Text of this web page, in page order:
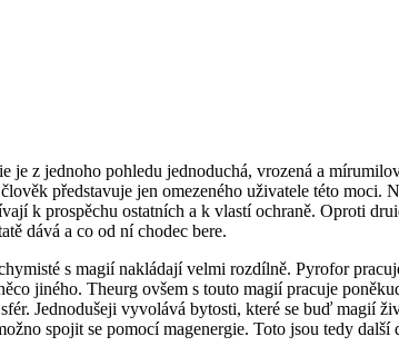
z jednoho pohledu jednoduchá, vrozená a
představuje jen omezeného uživatele této
k prospěchu ostatních a k vlastí ochraně. Oproti
dává a co od ní chodec bere.
s magií nakládají velmi rozdílně. Pyrofor
jiného. Theurg ovšem s touto magií pracuje
Jednodušeji vyvolává bytosti, které se buď magií
spojit se pomocí magenergie. Toto jsou tedy